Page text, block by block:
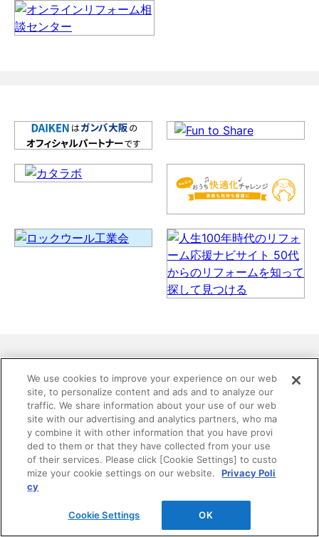
お探しの内容は見つかりましたか？
DAIKENホームページ内の情報を検索できます。 複数
語で検索を行う場合は、単語と単語の間をスペースで
We use cookies to improve your experience on our web
site, to personalize content and ads and to analyze our
traffic. We share information about your use of our web
site with our advertising and analytics partners, who ma
y combine it with other information that you have provi
ded to them or that they have collected from your use
of their services. Please click [Cookie Settings] to custo
mize your cookie settings on our website.
Privacy Poli
cy
Cookie Settings OK